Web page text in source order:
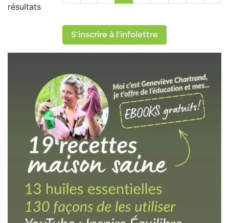
résultats
S'inscrire à l'infolettre